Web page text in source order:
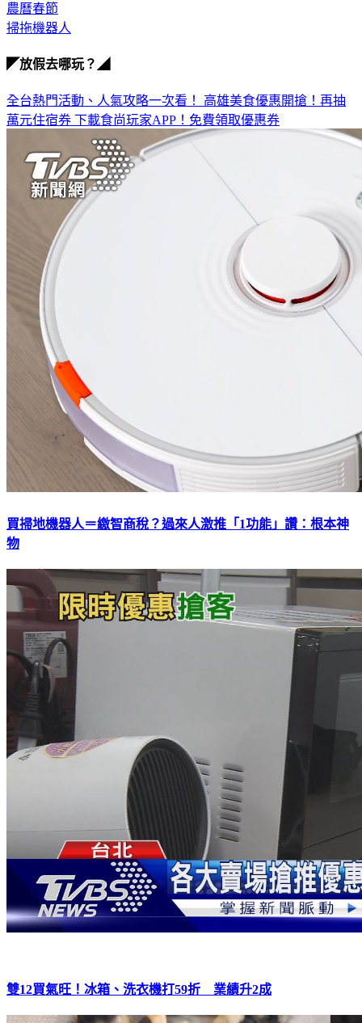
農曆春節
掃拖機器人
◤放假去哪玩？◢
全台熱門活動、人氣攻略一次看！ 高雄美食優惠開搶！再抽
萬元住宿券 下載食尚玩家APP！免費領取優惠券
買掃地機器人＝繳智商稅？過來人激推「1功能」讚：根本神
物
雙12買氣旺！冰箱、洗衣機打59折 業績升2成